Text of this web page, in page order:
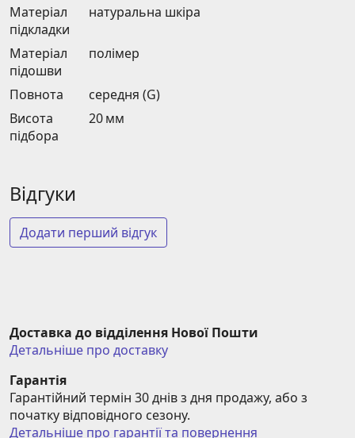
Матеріал
підкладки
натуральна шкіра
Матеріал
підошви
полімер
Повнота
середня (G)
Висота
підбора
20 мм
Відгуки
Додати перший відгук
Доставка до відділення Нової Пошти
Детальніше про доставку
Гарантія
Гарантійний термін 30 днів з дня продажу, або з
початку відповідного сезону.
Детальніше про гарантії та повернення